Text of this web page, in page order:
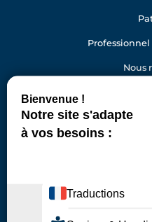
Nous